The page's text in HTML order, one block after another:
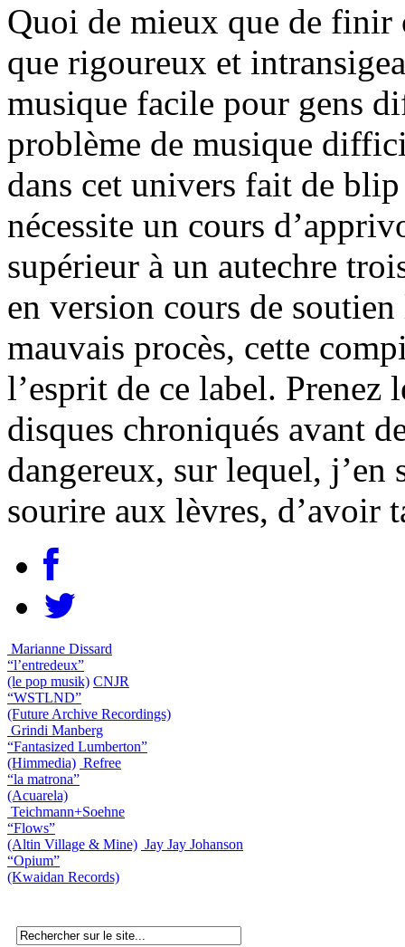
Quoi de mieux que de finir
que rigoureux et
musique facile pour gens
problème de musique
dans cet univers fait de
nécessite un cours
supérieur à un autechre
en version cours de
mauvais procès, cette
l’esprit de ce label. Prenez
disques chroniqués avant
dangereux, sur lequel, j’en
sourire aux lèvres, d’avoir
Marianne Dissard
“l’entredeux”
(le pop musik) CNJR
“WSTLND”
(Future Archive Recordings)
Grindi Manberg
“Fantasized Lumberton”
(Himmedia) Refree
“la matrona”
(Acuarela)
Teichmann+Soehne
“Flows”
(Altin Village & Mine) Jay Jay Johanson
“Opium”
(Kwaidan Records)